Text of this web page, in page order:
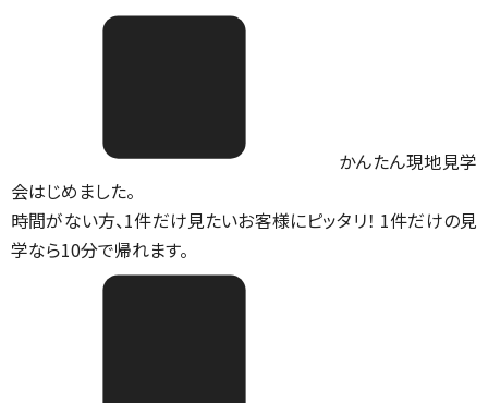
かんたん現地見学
会はじめました。
時間がない方、1件だけ見たいお客様にピッタリ！ 1件だけの見
学なら10分で帰れます。